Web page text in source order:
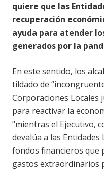
quiere que las
recuperación
ayuda para atender
generados por la
En este sentido, los
tildado de
Corporaciones Locales
para reactivar la
“mientras el Ejecutivo,
devalúa a las
fondos financieros que
gastos extraordinarios